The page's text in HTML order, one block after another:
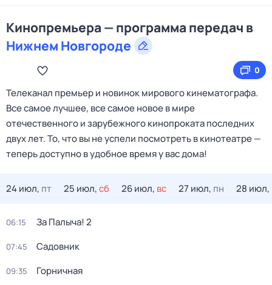
Кинопремьера — программа передач в
Нижнем Новгороде
0
Телеканал премьер и новинок мирового кинематографа.
Все самое лучшее, все самое новое в мире
отечественного и зарубежного кинопроката последних
двух лет. То, что вы не успели посмотреть в кинотеатре —
теперь доступно в удобное время у вас дома!
24 июл, пт 25 июл,сб 26 июл, вс 27 июл, пн 28 июл,
06:15 За Палыча! 2
07:45 Садовник
09:35 Горничная